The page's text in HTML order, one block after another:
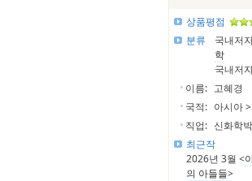
상품평점
분류
국내저
학
국내저
이름: 고혜경
국적: 아시아 >
직업: 신화학
최근작
2026년 3월 <
의 아들들>